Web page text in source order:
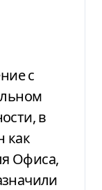
с
в
как
Офиса,